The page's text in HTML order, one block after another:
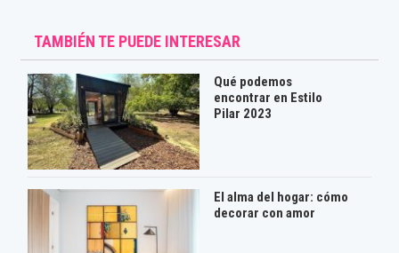
TAMBIÉN TE PUEDE INTERESAR
Qué podemos
encontrar en Estilo
Pilar 2023
El alma del hogar: cómo
decorar con amor